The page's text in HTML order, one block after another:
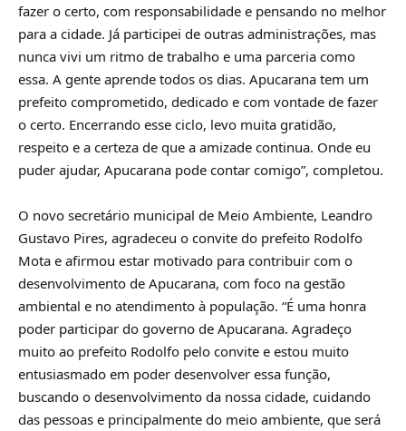
fazer o certo, com responsabilidade e pensando no melhor
para a cidade. Já participei de outras administrações, mas
nunca vivi um ritmo de trabalho e uma parceria como
essa. A gente aprende todos os dias. Apucarana tem um
prefeito comprometido, dedicado e com vontade de fazer
o certo. Encerrando esse ciclo, levo muita gratidão,
respeito e a certeza de que a amizade continua. Onde eu
puder ajudar, Apucarana pode contar comigo”, completou.
O novo secretário municipal de Meio Ambiente, Leandro
Gustavo Pires, agradeceu o convite do prefeito Rodolfo
Mota e afirmou estar motivado para contribuir com o
desenvolvimento de Apucarana, com foco na gestão
ambiental e no atendimento à população. “É uma honra
poder participar do governo de Apucarana. Agradeço
muito ao prefeito Rodolfo pelo convite e estou muito
entusiasmado em poder desenvolver essa função,
buscando o desenvolvimento da nossa cidade, cuidando
das pessoas e principalmente do meio ambiente, que será